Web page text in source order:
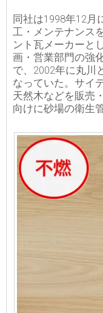
同社は1998年12月
工・メンテナンス
ント瓦メーカーと
画・営業部門の強
で、2002年に丸川
なっていた。サイ
天然木などを販売
向けに砂場の衛生